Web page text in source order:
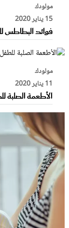
مولودك
15 يناير 2020
فوائد البطاطس
مولودك
11 يناير 2020
الأطعمة الصلبة